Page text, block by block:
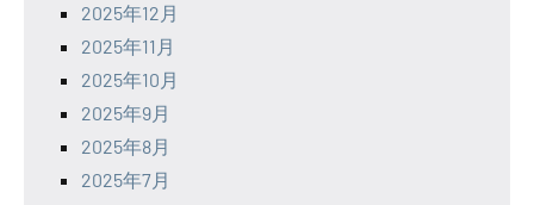
2025年12月
2025年11月
2025年10月
2025年9月
2025年8月
2025年7月